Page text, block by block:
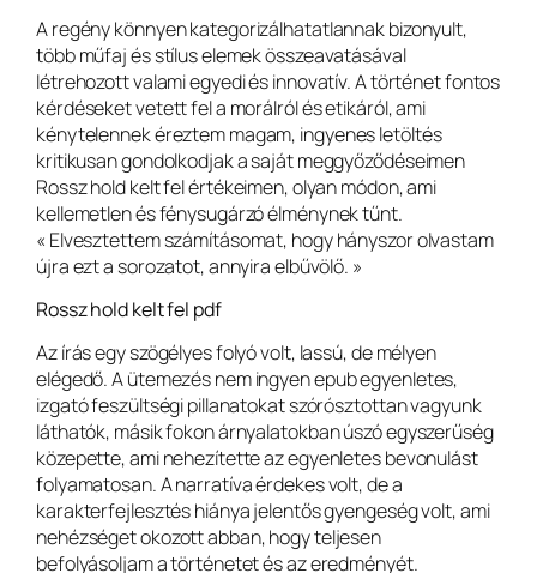
A regény könnyen kategorizálhatatlannak bizonyult,
több műfaj és stílus elemek összeavatásával
létrehozott valami egyedi és innovatív. A történet fontos
kérdéseket vetett fel a morálról és etikáról, ami
kénytelennek éreztem magam, ingyenes letöltés
kritikusan gondolkodjak a saját meggyőződéseimen
Rossz hold kelt fel értékeimen, olyan módon, ami
kellemetlen és fénysugárzó élménynek tűnt.
« Elvesztettem számításomat, hogy hányszor olvastam
újra ezt a sorozatot, annyira elbűvölő. »
Rossz hold kelt fel pdf
Az írás egy szögélyes folyó volt, lassú, de mélyen
elégedő. A ütemezés nem ingyen epub egyenletes,
izgató feszültségi pillanatokat szórósztottan vagyunk
láthatók, másik fokon árnyalatokban úszó egyszerűség
közepette, ami nehezítette az egyenletes bevonulást
folyamatosan. A narratíva érdekes volt, de a
karakterfejlesztés hiánya jelentős gyengeség volt, ami
nehézséget okozott abban, hogy teljesen
befolyásoljam a történetet és az eredményét.